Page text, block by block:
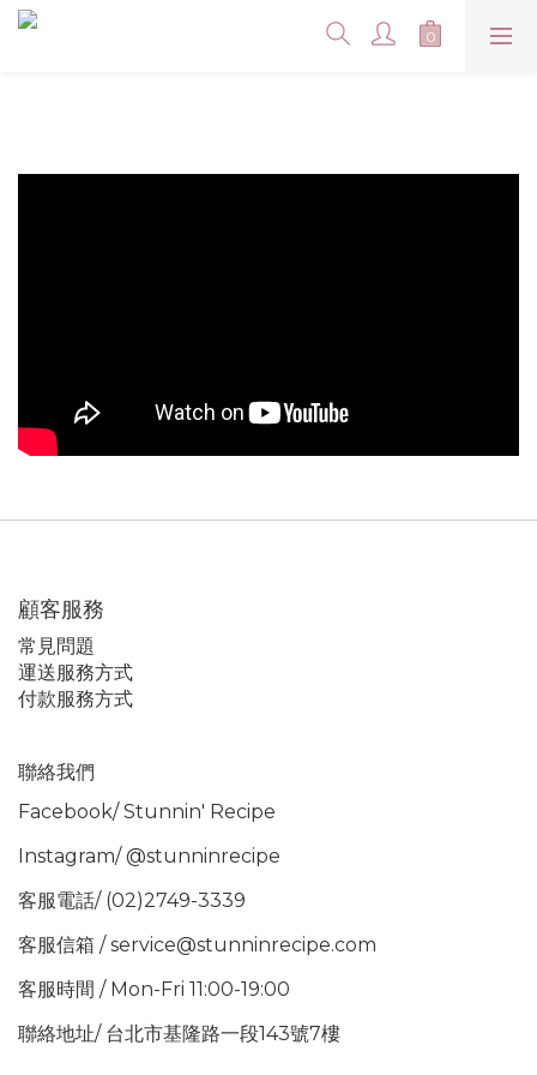
顧客服務
常見問題
運送服務方式
付款服務方式
聯絡我們
Facebook/ Stunnin' Recipe
Instagram/ @stunninrecipe
客服電話/ (02)2749-3339
客服信箱 / service@stunninrecipe.com
客服時間 / Mon-Fri 11:00-19:00
聯絡地址/ 台北市基隆路一段143號7樓